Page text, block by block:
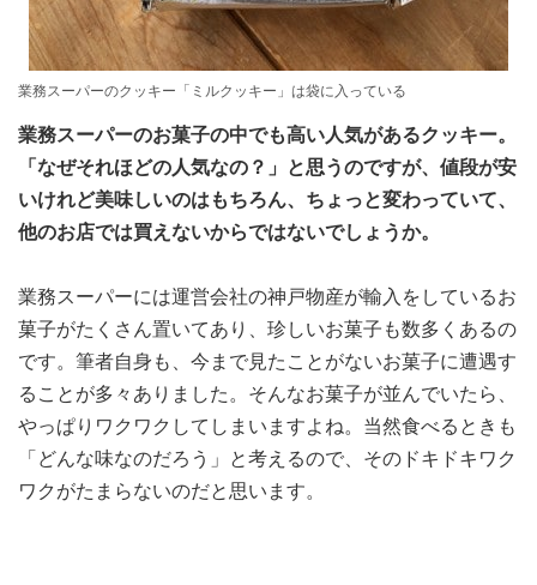
業務スーパーのクッキー「ミルクッキー」は袋に入っている
業務スーパーのお菓子の中でも高い人気があるクッキー。
「なぜそれほどの人気なの？」と思うのですが、値段が安
いけれど美味しいのはもちろん、ちょっと変わっていて、
他のお店では買えないからではないでしょうか。
業務スーパーには運営会社の神戸物産が輸入をしているお
菓子がたくさん置いてあり、珍しいお菓子も数多くあるの
です。筆者自身も、今まで見たことがないお菓子に遭遇す
ることが多々ありました。そんなお菓子が並んでいたら、
やっぱりワクワクしてしまいますよね。当然食べるときも
「どんな味なのだろう」と考えるので、そのドキドキワク
ワクがたまらないのだと思います。